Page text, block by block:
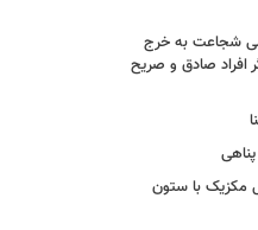
شجاعت به خرج
افراد صادق و صریح
مکزیک با ستون